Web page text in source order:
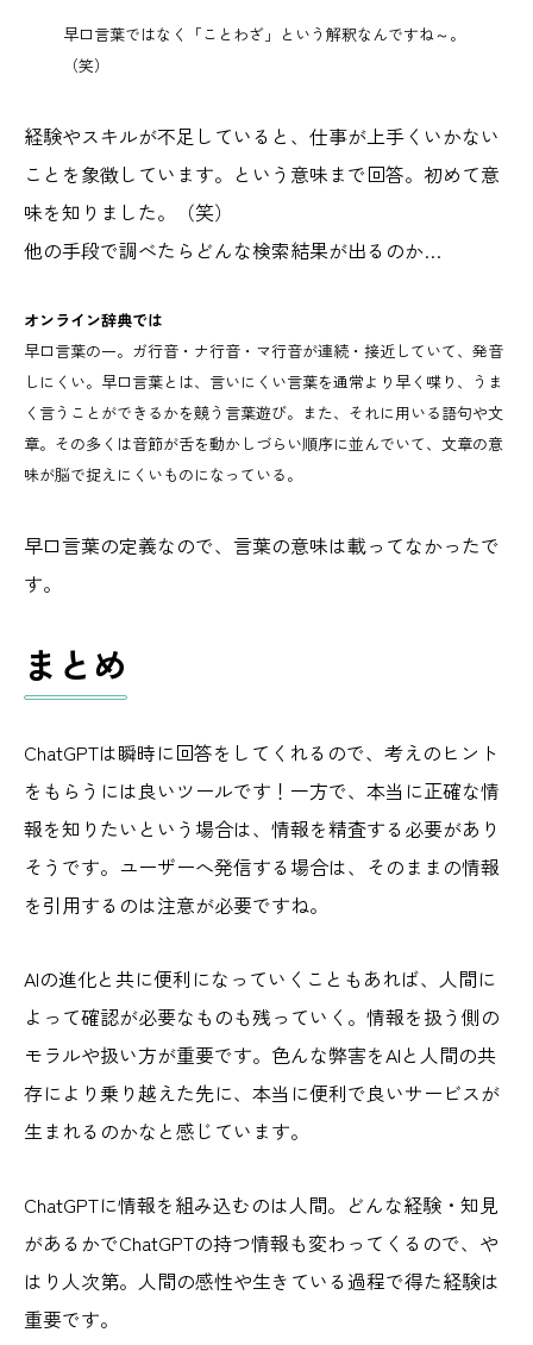
早口言葉ではなく「ことわざ」という解釈なんですね～。
（笑）
経験やスキルが不足していると、仕事が上手くいかない
ことを象徴しています。という意味まで回答。初めて意
味を知りました。（笑）
他の手段で調べたらどんな検索結果が出るのか…
オンライン辞典では
早口言葉の一。ガ行音・ナ行音・マ行音が連続・接近していて、発音
しにくい。早口言葉とは、言いにくい言葉を通常より早く喋り、うま
く言うことができるかを競う言葉遊び。また、それに用いる語句や文
章。その多くは音節が舌を動かしづらい順序に並んでいて、文章の意
味が脳で捉えにくいものになっている。
早口言葉の定義なので、言葉の意味は載ってなかったで
す。
まとめ
ChatGPTは瞬時に回答をしてくれるので、考えのヒント
をもらうには良いツールです！一方で、本当に正確な情
報を知りたいという場合は、情報を精査する必要があり
そうです。ユーザーへ発信する場合は、そのままの情報
を引用するのは注意が必要ですね。
AIの進化と共に便利になっていくこともあれば、人間に
よって確認が必要なものも残っていく。情報を扱う側の
モラルや扱い方が重要です。色んな弊害をAIと人間の共
存により乗り越えた先に、本当に便利で良いサービスが
生まれるのかなと感じています。
ChatGPTに情報を組み込むのは人間。どんな経験・知見
があるかでChatGPTの持つ情報も変わってくるので、や
はり人次第。人間の感性や生きている過程で得た経験は
重要です。